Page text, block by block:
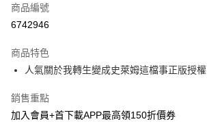
超商取貨付款
Apple Pay
悠遊付
Google Pay
商品編號
6742946
商品特色
人氣關於我轉生變成史萊姆這檔事正版授權
銷售重點
加入會員+首下載APP最高領150折價券